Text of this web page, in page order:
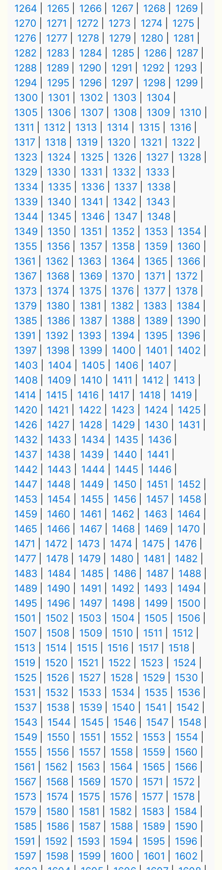
1264
1265 1266 1267 1268
1269
1270
1271 1272 1273 1274
1275
1276
1277 1278 1279 1280
1281
1282
1283 1284 1285 1286
1287
1288
1289 1290 1291 1292
1293
1294
1295 1296 1297 1298
1299
1300
1301 1302 1303
1304
1305
1306 1307 1308 1309
1310
1311
1312 1313 1314 1315
1316
1317
1318 1319 1320 1321
1322
1323
1324 1325 1326 1327
1328
1329
1330 1331 1332
1333
1334
1335 1336 1337
1338
1339
1340 1341 1342
1343
1344
1345 1346 1347
1348
1349
1350 1351 1352 1353
1354
1355
1356 1357 1358 1359
1360
1361
1362 1363 1364 1365
1366
1367
1368 1369 1370 1371
1372
1373
1374 1375 1376 1377
1378
1379
1380 1381 1382 1383
1384
1385
1386 1387 1388 1389
1390
1391
1392 1393 1394 1395
1396
1397
1398 1399 1400 1401
1402
1403
1404 1405 1406
1407
1408
1409 1410 1411 1412
1413
1414
1415 1416 1417 1418
1419
1420
1421 1422 1423 1424
1425
1426
1427 1428 1429 1430
1431
1432
1433 1434 1435
1436
1437
1438 1439 1440
1441
1442
1443 1444 1445
1446
1447
1448 1449 1450 1451
1452
1453
1454 1455 1456 1457
1458
1459
1460 1461 1462 1463
1464
1465
1466 1467 1468 1469
1470
1471
1472 1473 1474 1475
1476
1477
1478 1479 1480 1481
1482
1483
1484 1485 1486 1487
1488
1489
1490 1491 1492 1493
1494
1495
1496 1497 1498 1499
1500
1501
1502 1503 1504 1505
1506
1507
1508 1509 1510 1511
1512
1513
1514 1515 1516 1517
1518
1519
1520 1521 1522 1523
1524
1525
1526 1527 1528 1529
1530
1531
1532 1533 1534 1535
1536
1537
1538 1539 1540 1541
1542
1543
1544 1545 1546 1547
1548
1549
1550 1551 1552 1553
1554
1555
1556 1557 1558 1559
1560
1561
1562 1563 1564 1565
1566
1567
1568 1569 1570 1571
1572
1573
1574 1575 1576 1577
1578
1579
1580 1581 1582 1583
1584
1585
1586 1587 1588 1589
1590
1591
1592 1593 1594 1595
1596
1597
1598 1599 1600 1601
1602